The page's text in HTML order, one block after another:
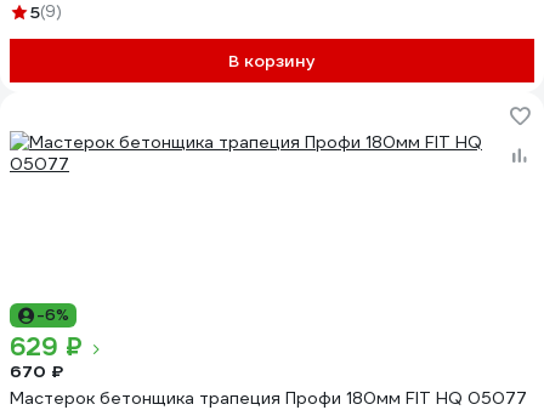
5(9)
В корзину
-6%
629 ₽
670 ₽
Мастерок бетонщика трапеция Профи 180мм FIT HQ 05077